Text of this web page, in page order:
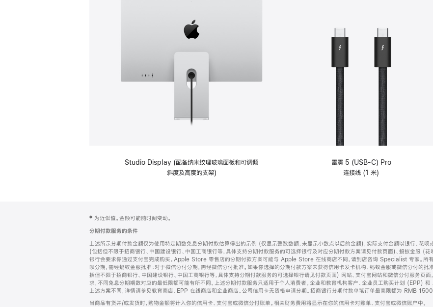
Studio Display (配备纳米纹理玻璃面板和可调倾
斜度及高度的支架)
雷雳 5 (USB-C) Pro
连接线 (1 米)
页
脚
注
‡ 为近似值。金额可能随时间变动。
分期付款服务的条件
上述所示分期付款金额仅为使用特定期数免息分期付款估算得出的示例 (仅显示整数数额，未显示小数点以后的金额)，实际支付金额以银行、花
(包括但不限于招商银行、中国建设银行、中国工商银行等，具体支持分期付款服务的可选择银行及对应分期付款方案请见付款页面)、蚂蚁金服 (
银行会要求你通过支付宝完成购买。Apple Store 零售店的分期付款方案可能与 Apple Store 在线商店不同，请到店咨询 Specialist 专家。所
呗分期，需经蚂蚁金服批准；对于微信分付分期，需经微信分付批准。如果你选择的分期付款方案未获得信用卡发卡机构、蚂蚁金服或微信分付的
括但不限于招商银行、中国建设银行、中国工商银行等，具体支持分期付款服务的可选择银行请见付款页面) 网站、支付宝网站和微信分付服务页面
求，不同免息分期期数对应的最低限额可能有所不同。上述分期付款服务只适用于个人消费者。企业和教育机构客户、企业员工购买计划
上述方案不同，详情请参见教育商店、EPP 在线商店和企业商店。公司信用卡无资格申请分期。招商银行分期付款单笔订单最高限额为 RMB
当商品有货并/或发货时，购物金额将计入你的信用卡、支付宝或微信分付账单。相关财务费用将显示在你的信用卡对账单、支付宝或微信账户中。